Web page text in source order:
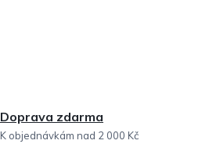
Doprava zdarma
K objednávkám nad 2 000 Kč